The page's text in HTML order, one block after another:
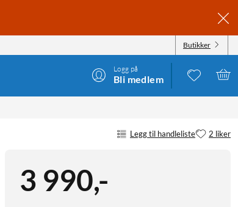
Butikker
Logg på
Bli medlem
Legg til handleliste 2 liker
3 990,-